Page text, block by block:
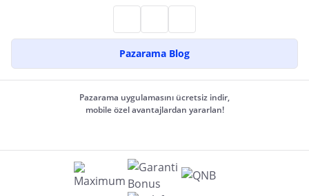
Pazarama Blog
Pazarama uygulamasını ücretsiz indir,
mobile özel avantajlardan yararlan!